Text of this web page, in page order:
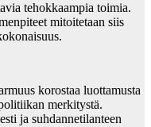
tehokkaampia toimia.
mitoitetaan siis
korostaa luottamusta
merkitystä.
ja suhdannetilanteen